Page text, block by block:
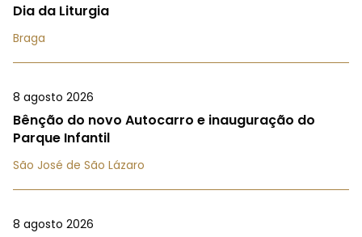
Dia da Liturgia
Braga
8 agosto 2026
Bênção do novo Autocarro e inauguração do
Parque Infantil
São José de São Lázaro
8 agosto 2026